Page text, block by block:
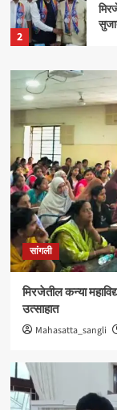
2
3
क्राईम
4
5
1
सांगली
मिरजेतील कन्या
उत्साहात
Mahasatta_sangli